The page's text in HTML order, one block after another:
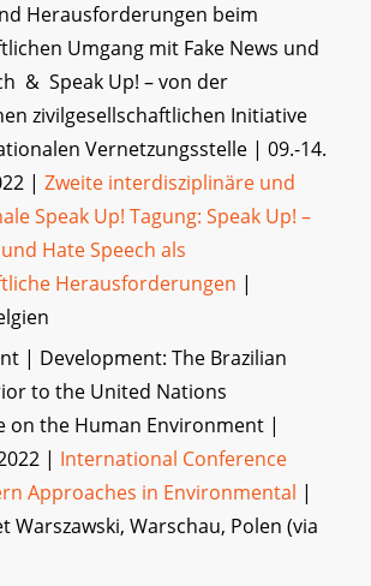
Herausforderungen beim
Umgang mit Fake News und
& Speak Up! – von der
zivilgesellschaftlichen Initiative
Vernetzungsstelle | 09.-14.
| Zweite interdisziplinäre und
Speak Up! Tagung: Speak Up! –
Hate Speech als
Herausforderungen |
| Development: The Brazilian
to the United Nations
on the Human Environment |
| International Conference
Approaches in Environmental |
Warszawski, Warschau, Polen (via